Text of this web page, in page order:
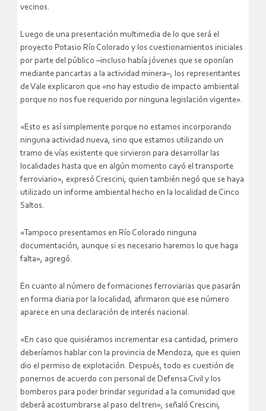
vecinos.
Luego de una presentación multimedia de lo que será el
proyecto Potasio Río Colorado y los cuestionamientos iniciales
por parte del público –incluso había jóvenes que se oponían
mediante pancartas a la actividad minera–, los representantes
de Vale explicaron que «no hay estudio de impacto ambiental
porque no nos fue requerido por ninguna legislación vigente».
«Esto es así simplemente porque no estamos incorporando
ninguna actividad nueva, sino que estamos utilizando un
tramo de vías existente que sirvieron para desarrollar las
localidades hasta que en algún momento cayó el transporte
ferroviario», expresó Crescini, quien también negó que se haya
utilizado un informe ambiental hecho en la localidad de Cinco
Saltos.
«Tampoco presentamos en Río Colorado ninguna
documentación, aunque si es necesario haremos lo que haga
falta», agregó.
En cuanto al número de formaciones ferroviarias que pasarán
en forma diaria por la localidad, afirmaron que ese número
aparece en una declaración de interés nacional.
«En caso que quisiéramos incrementar esa cantidad, primero
deberíamos hablar con la provincia de Mendoza, que es quien
dio el permiso de explotación. Después, todo es cuestión de
ponernos de acuerdo con personal de Defensa Civil y los
bomberos para poder brindar seguridad a la comunidad que
deberá acostumbrarse al paso del tren», señaló Crescini,